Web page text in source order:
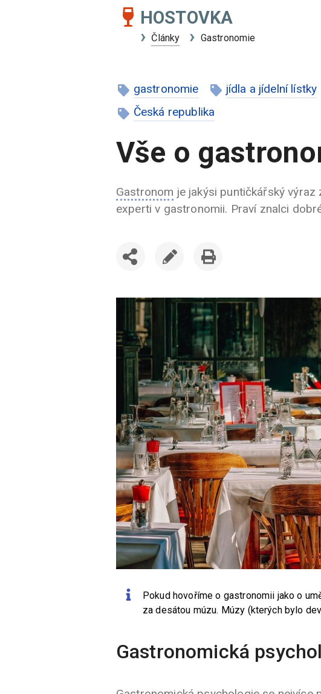
HOSTOVKA
Články Gastronomie
gastronomie jídla a jídelní lístky
Česká republika
Vše o
Gastronom je jakýsi puntičkářský
experti v gastronomii. Praví znalci
Pokud hovoříme o gastronomii jako o
za desátou múzu. Múzy (kterých bylo
Gastronomická